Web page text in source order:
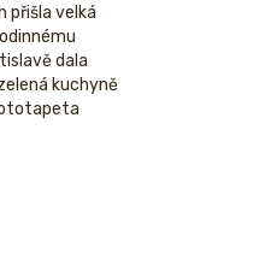
přišla velká
dala
kuchyně